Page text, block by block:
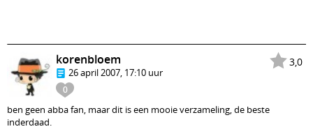
3,0
0
korenbloem
26 april 2007, 17:10 uur
ben geen abba fan, maar dit is een mooie verzameling, de beste
inderdaad.